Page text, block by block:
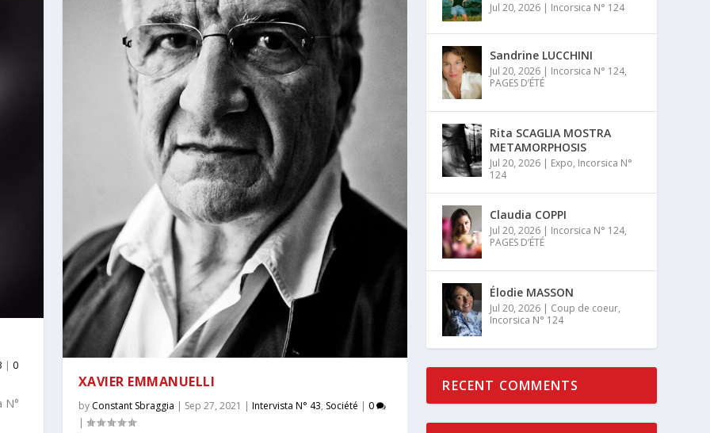
| 0
N°
XAVIER EMMANUELLI
by Constant Sbraggia | Sep 27, 2021 | Intervista N° 43, Société | 0
|
Jul 20, 2026 | Incorsica N° 124
Sandrine LUCCHINI
Jul 20, 2026 | Incorsica N° 124,
PAGES D’ÉTÉ
Rita SCAGLIA MOSTRA
METAMORPHOSIS
Jul 20, 2026 | Expo, Incorsica N°
124
Claudia COPPI
Jul 20, 2026 | Incorsica N° 124,
PAGES D’ÉTÉ
Élodie MASSON
Jul 20, 2026 | Coup de coeur,
Incorsica N° 124
RECENT COMMENTS